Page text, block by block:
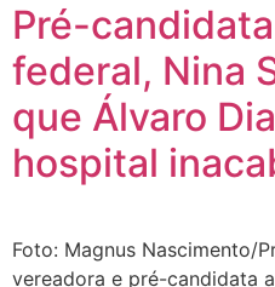
Pré-
federal, Nina
que Álvaro
hospital
Foto: Magnus Nascimento/
vereadora e pré-candidata